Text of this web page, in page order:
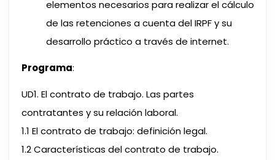
elementos necesarios para realizar el cálculo
de las retenciones a cuenta del IRPF y su
desarrollo práctico a través de internet.
Programa:
UD1. El contrato de trabajo. Las partes
contratantes y su relación laboral.
1.1 El contrato de trabajo: definición legal.
1.2 Características del contrato de trabajo.